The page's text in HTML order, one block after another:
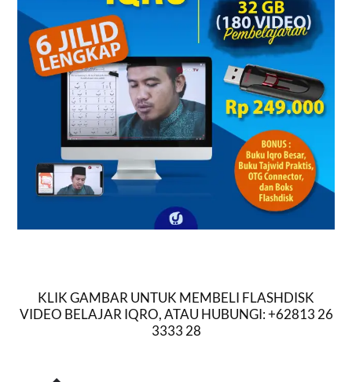
KLIK GAMBAR UNTUK MEMBELI FLASHDISK
VIDEO BELAJAR IQRO, ATAU HUBUNGI: +62813 26
3333 28